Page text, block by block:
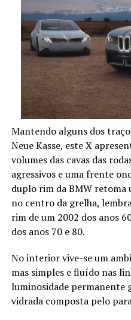
Mantendo alguns dos
Neue Kasse, este X
volumes das cavas das
agressivos e uma frente
duplo rim da BMW retoma
no centro da grelha,
rim de um 2002 dos anos
dos anos 70 e 80.
No interior vive-se um
mas simples e fluído nas
luminosidade permanente
vidrada composta pelo